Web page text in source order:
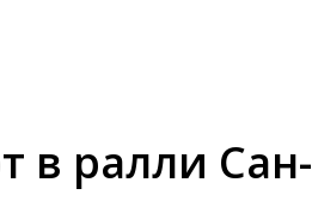
в ралли Сан-